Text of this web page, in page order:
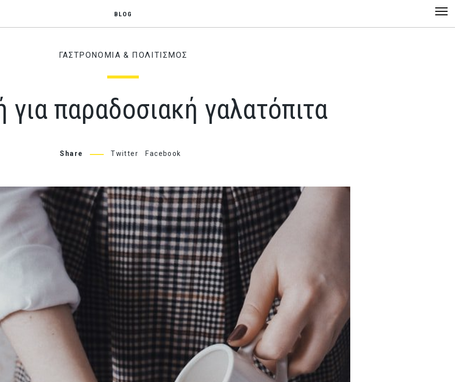
BLOG
ΓΑΣΤΡΟΝΟΜΙΑ & ΠΟΛΙΤΙΣΜΟΣ
για παραδοσιακή γαλατόπιτα
Share Twitter Facebook